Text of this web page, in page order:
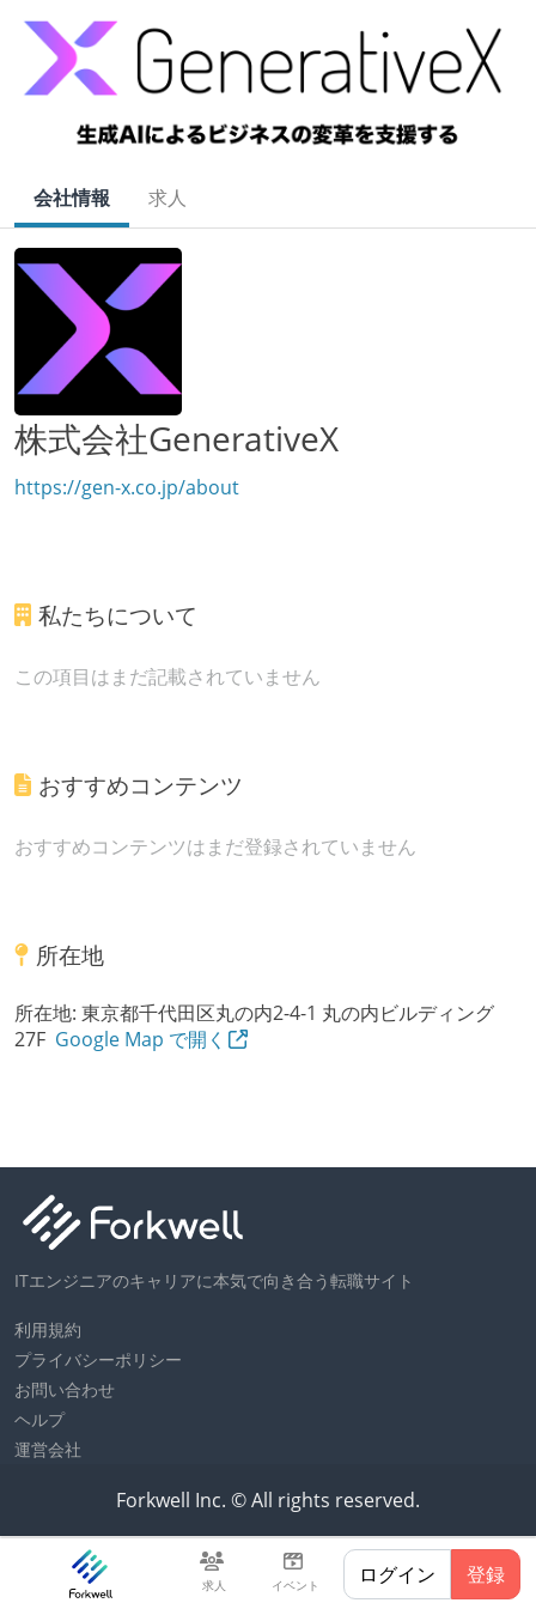
求人 イベント ログイン 登録
会社情報 求人
株式会社GenerativeX
https://gen-x.co.jp/about
私たちについて
この項目はまだ記載されていません
おすすめコンテンツ
おすすめコンテンツはまだ登録されていません
所在地
所在地: 東京都千代田区丸の内2-4-1 丸の内ビルディング
27F Google Map で開く
ITエンジニアのキャリアに本気で向き合う転職サイト
利用規約
プライバシーポリシー
お問い合わせ
ヘルプ
運営会社
Forkwell Inc. © All rights reserved.